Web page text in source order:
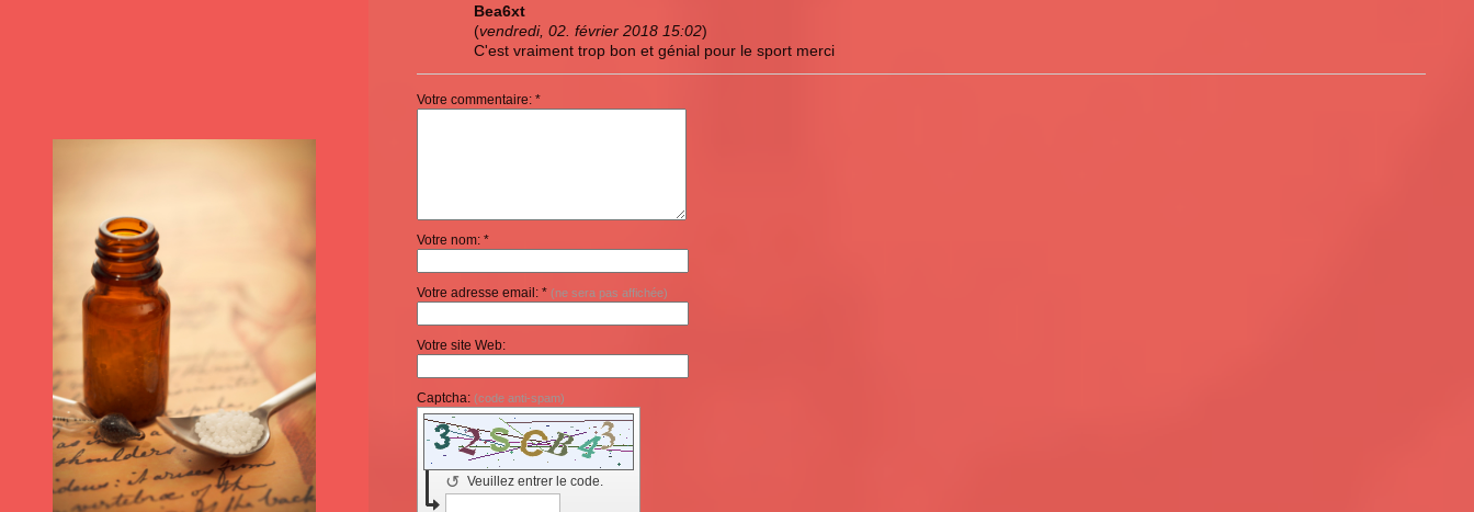
Bea6xt
(vendredi, 02. février 2018 15:02)
C'est vraiment trop bon et génial pour le sport merci
Votre commentaire: *
Votre nom: *
Votre adresse email: * (ne sera pas affichée)
Votre site Web:
Captcha: (code anti-spam)
Veuillez entrer le code.
↺